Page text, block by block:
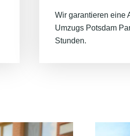
Wir garantieren eine
Umzugs Potsdam
Stunden.